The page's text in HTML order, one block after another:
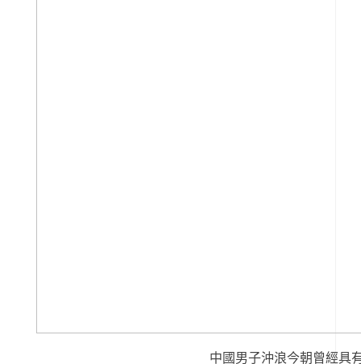
中國男子沖浪今朝曾經具